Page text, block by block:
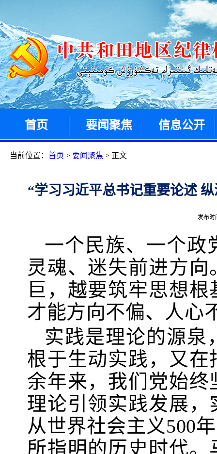
首页 要闻聚焦 信息公开
当前位置： 首页 > 要闻聚焦 > 正文
“学习习近平总书记重要论述
发布时
一个民族、一个政
灵魂、迷失前进方
巨，越要筑牢思想
才能方向不偏、人心
实践是理论的源泉
根于生动实践，又
余年来，我们党始
理论引领实践发展
从世界社会主义500
所指明的历史时代